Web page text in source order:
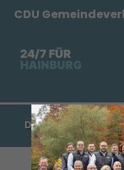
24/7 FÜR
HAINBURG
CDU
DIE MITGLIEDER